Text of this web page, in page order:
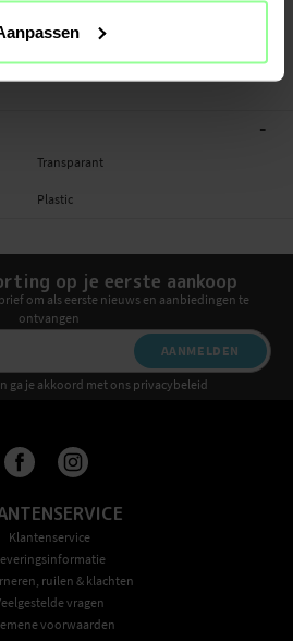
-
Transparant
Plastic
op je eerste aankoop
om als eerste nieuws en aanbiedingen te
ontvangen
AANMELDEN
ga je akkoord met ons privacybeleid
Klantenservice
ruilen & klachten
vragen
voorwaarden